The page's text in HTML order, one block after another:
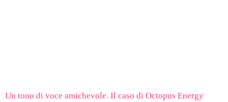
Un tono di voce amichevole. Il caso di Octopus Energy